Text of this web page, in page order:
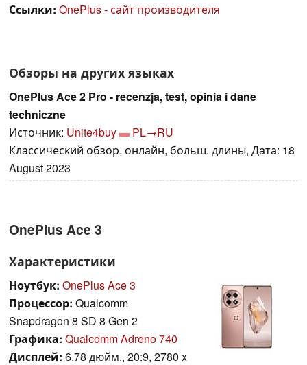
Ссылки: OnePlus - сайт производителя
Обзоры на других языках
OnePlus Ace 2 Pro - recenzja, test, opinia i dane
techniczne
Источник: Unite4buy
PL→RU
Классический обзор, онлайн, больш. длины, Дата: 18
August 2023
OnePlus Ace 3
Характеристики
Ноутбук: OnePlus Ace 3
Процессор: Qualcomm
Snapdragon 8 SD 8 Gen 2
Графика: Qualcomm Adreno 740
Дисплей: 6.78 дюйм., 20:9, 2780 x